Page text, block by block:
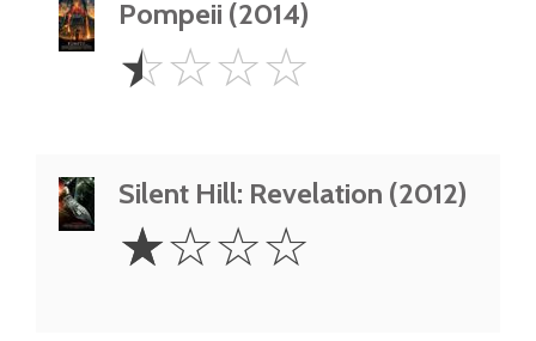
Pompeii (2014)
0.5
Star
☆☆☆☆
Silent Hill: Revelation (2012)
Star
☆☆☆☆